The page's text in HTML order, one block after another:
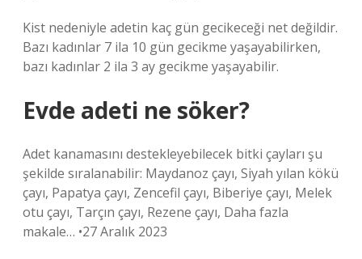
Kist nedeniyle adetin kaç gün gecikeceği net değildir.
Bazı kadınlar 7 ila 10 gün gecikme yaşayabilirken,
bazı kadınlar 2 ila 3 ay gecikme yaşayabilir.
Evde adeti ne söker?
Adet kanamasını destekleyebilecek bitki çayları şu
şekilde sıralanabilir: Maydanoz çayı, Siyah yılan kökü
çayı, Papatya çayı, Zencefil çayı, Biberiye çayı, Melek
otu çayı, Tarçın çayı, Rezene çayı, Daha fazla
makale… •27 Aralık 2023